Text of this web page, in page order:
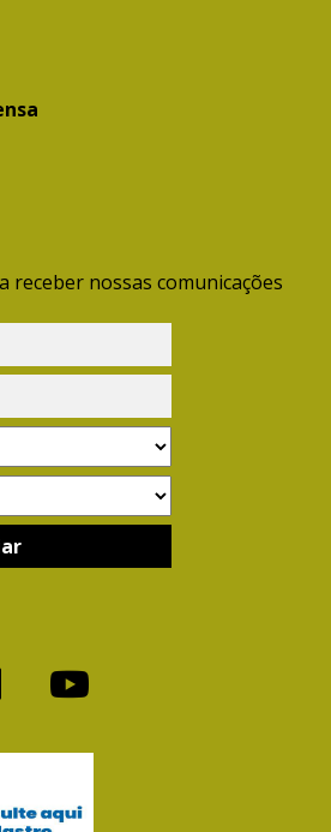
receber nossas comunicações